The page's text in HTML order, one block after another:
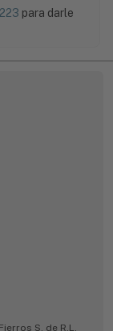
para darle
S. de R.L.